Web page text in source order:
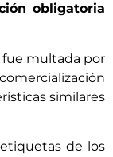
obligatoria
fue multada por
similares
de los